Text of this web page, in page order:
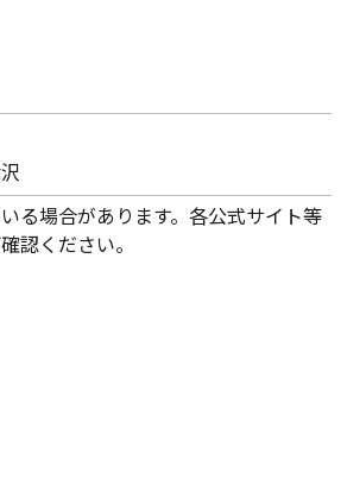
る場合があります。各公式サイト等
認ください。